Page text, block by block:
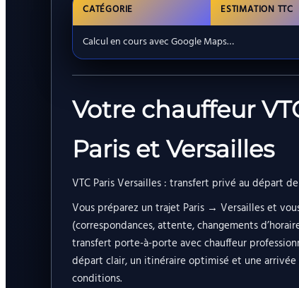
CATÉGORIE ESTIMATION TTC
Calcul en cours avec Google Maps…
Votre chauffeur
Paris et Versailles
VTC Paris Versailles : transfert privé au départ
Vous préparez un trajet Paris → Versailles et
(correspondances, attente, changements
transfert porte-à-porte avec chauffeur
départ clair, un itinéraire optimisé et une arrivée
conditions.